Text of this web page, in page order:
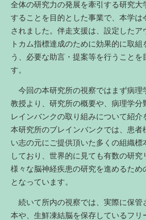
全体の研究力の発展を牽引する研究大
することを目的とした事業で、本学は
されました。伴走支援は、設定したア
トカム指標達成のために効果的に取組
う、必要な助言・提案等を行うことを
す。
今回の本研究所の視察ではまず病理
教授より、研究所の概要や、病理学分
レインバンクの取り組みについて紹介
本研究所のブレインバンクでは、患者
い志の元にご提供頂いた多くの組織標
しており、世界的に見ても有数の研究
様々な脳神経疾患の研究を進めるため
となっています。
続いて所内の視察では、実際に保管
本や、生鮮凍結脳を保存しているフリ